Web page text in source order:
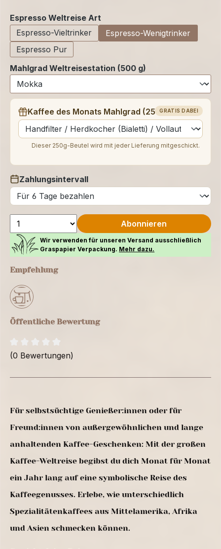
Espresso Weltreise Art
Espresso-Vieltrinker
Espresso-Wenigtrinker
Espresso Pur
Mahlgrad Weltreisestation (500 g)
GRATIS DABEI
Kaffee des Monats Mahlgrad (250 g)
auswählen
Dieser 250g-Beutel wird mit jeder Lieferung mitgeschickt.
Zahlungsintervall
auswählen
Abonnieren
Wir verwenden für unseren Versand ausschließlich
Graspapier Verpackung. Mehr dazu.
Empfehlung
Öffentliche Bewertung
(0 Bewertungen)
Für selbstsüchtige Genießer:innen oder für
Freund:innen von außergewöhnlichen und lange
anhaltenden Kaffee-Geschenken: Mit der großen
Kaffee-Weltreise begibst du dich Monat für Monat
ein Jahr lang auf eine symbolische Reise des
Kaffeegenusses. Erlebe, wie unterschiedlich
Spezialitätenkaffees aus Mittelamerika, Afrika
und Asien schmecken können.